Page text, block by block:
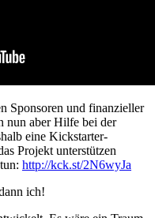
Sponsoren und finanzieller
nun aber Hilfe bei der
eine Kickstarter-
Projekt unterstützen
http://kck.st/2N6wyJa
ich!